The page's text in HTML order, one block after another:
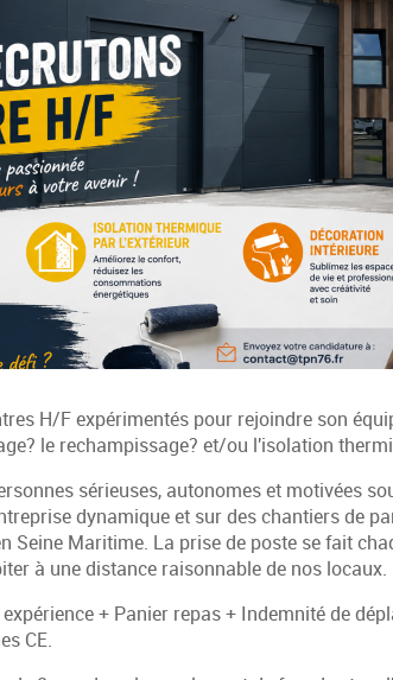
H/F expérimentés pour rejoindre son
le rechampissage? et/ou l'isolation
sérieuses, autonomes et motivées
dynamique et sur des chantiers de
Seine Maritime. La prise de poste se fait
à une distance raisonnable de nos locaux.
+ Panier repas + Indemnité de
CE.